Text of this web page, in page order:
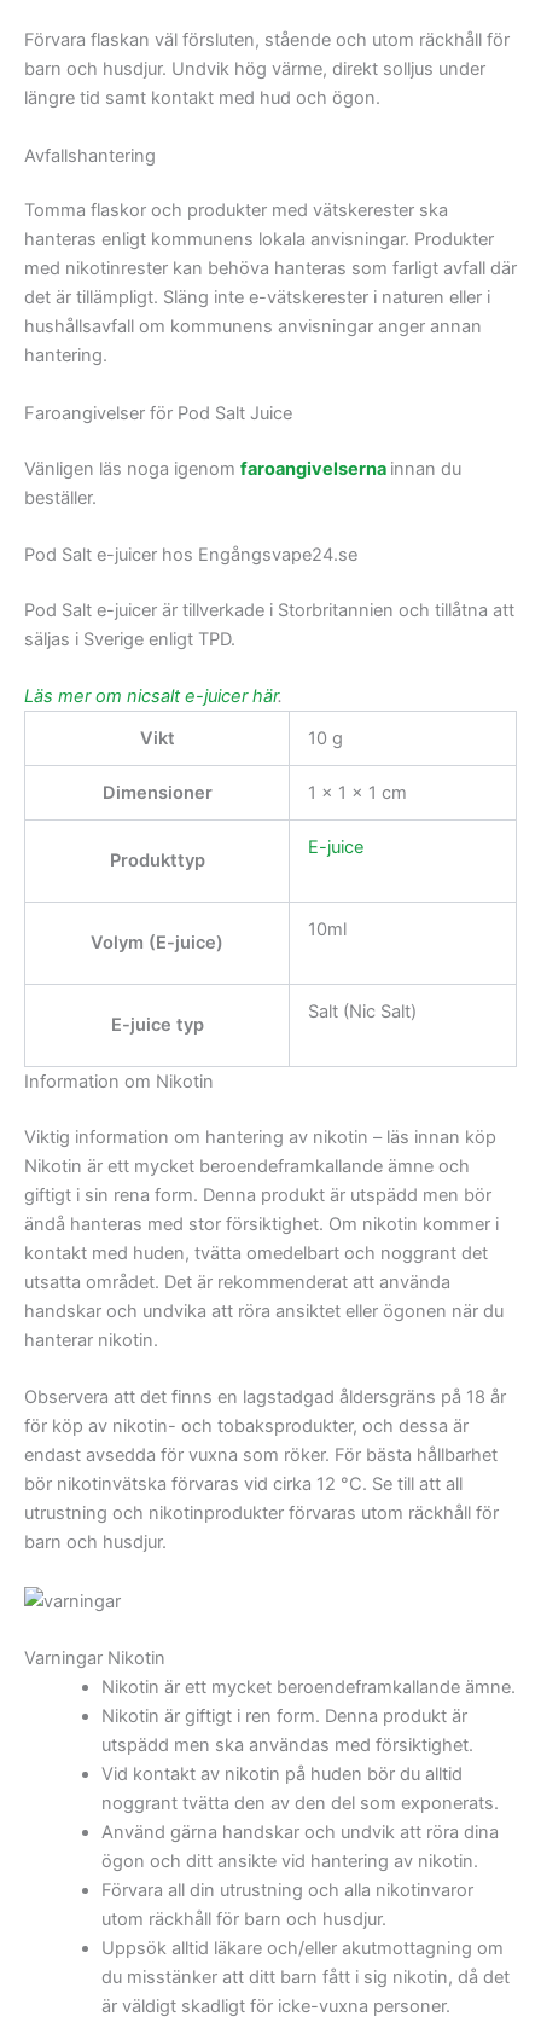
Förvara flaskan väl försluten, stående och utom räckhåll för
barn och husdjur. Undvik hög värme, direkt solljus under
längre tid samt kontakt med hud och ögon.
Avfallshantering
Tomma flaskor och produkter med vätskerester ska
hanteras enligt kommunens lokala anvisningar. Produkter
med nikotinrester kan behöva hanteras som farligt avfall där
det är tillämpligt. Släng inte e-vätskerester i naturen eller i
hushållsavfall om kommunens anvisningar anger annan
hantering.
Faroangivelser för Pod Salt Juice
Vänligen läs noga igenom faroangivelserna innan du
beställer.
Pod Salt e-juicer hos Engångsvape24.se
Pod Salt e-juicer är tillverkade i Storbritannien och tillåtna att
säljas i Sverige enligt TPD.
Läs mer om nicsalt e-juicer här.
Vikt
10 g
Dimensioner 1 × 1 × 1 cm
Produkttyp
E-juice
Volym (E-juice)
10ml
E-juice typ
Salt (Nic Salt)
Information om Nikotin
Viktig information om hantering av nikotin – läs innan köp
Nikotin är ett mycket beroendeframkallande ämne och
giftigt i sin rena form. Denna produkt är utspädd men bör
ändå hanteras med stor försiktighet. Om nikotin kommer i
kontakt med huden, tvätta omedelbart och noggrant det
utsatta området. Det är rekommenderat att använda
handskar och undvika att röra ansiktet eller ögonen när du
hanterar nikotin.
Observera att det finns en lagstadgad åldersgräns på 18 år
för köp av nikotin- och tobaksprodukter, och dessa är
endast avsedda för vuxna som röker. För bästa hållbarhet
bör nikotinvätska förvaras vid cirka 12 °C. Se till att all
utrustning och nikotinprodukter förvaras utom räckhåll för
barn och husdjur.
Varningar Nikotin
Nikotin är ett mycket beroendeframkallande ämne.
Nikotin är giftigt i ren form. Denna produkt är
utspädd men ska användas med försiktighet.
Vid kontakt av nikotin på huden bör du alltid
noggrant tvätta den av den del som exponerats.
Använd gärna handskar och undvik att röra dina
ögon och ditt ansikte vid hantering av nikotin.
Förvara all din utrustning och alla nikotinvaror
utom räckhåll för barn och husdjur.
Uppsök alltid läkare och/eller akutmottagning om
du misstänker att ditt barn fått i sig nikotin, då det
är väldigt skadligt för icke-vuxna personer.